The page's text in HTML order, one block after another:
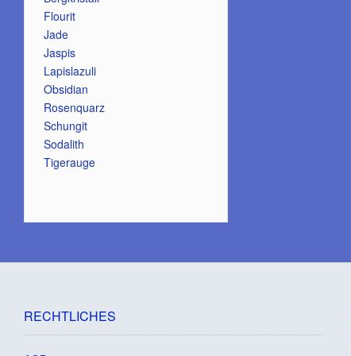
Flourit
Jade
Jaspis
Lapislazuli
Obsidian
Rosenquarz
Schungit
Sodalith
Tigerauge
RECHTLICHES